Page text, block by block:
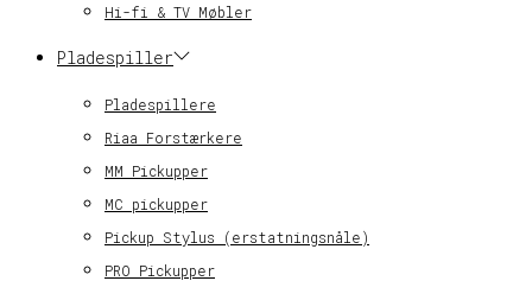
Hi-fi & TV Møbler
Pladespiller
Pladespillere
Riaa Forstærkere
MM Pickupper
MC pickupper
Pickup Stylus (erstatningsnåle)
PRO Pickupper